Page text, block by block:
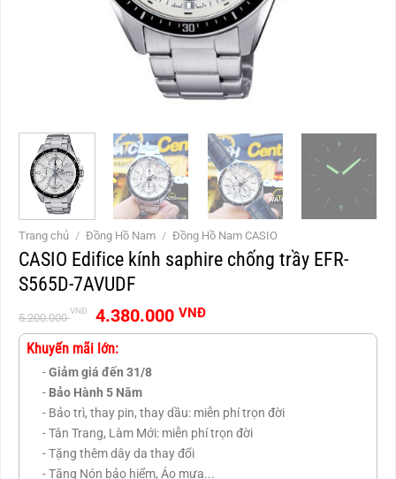
Trang chủ / Đồng Hồ Nam / Đồng Hồ Nam CASIO
CASIO Edifice kính saphire chống trầy EFR-
S565D-7AVUDF
5.200.000
VNĐ
Giá
gốc
là:
5.200.000 VNĐ.
4.380.000 VNĐGiá
hiện
Khuyến mãi lớn:
-Giảm giá đến 31/8
- Bảo Hành 5 Năm
- Bảo trì, thay pin, thay dầu: miễn phí trọn đời
- Tân Trang, Làm Mới: miễn phí trọn đời
- Tặng thêm dây da thay đổi
- Tặng Nón bảo hiểm, Áo mưa...